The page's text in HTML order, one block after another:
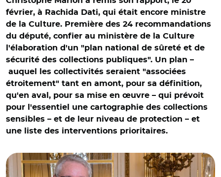
février, à Rachida Dati, qui était encore ministre
de la Culture. Première des 24 recommandations
du député, confier au ministère de la Culture
l'élaboration d'un "plan national de sûreté et de
sécurité des collections publiques". Un plan –
auquel les collectivités seraient "associées
étroitement" tant en amont, pour sa définition,
qu'en aval, pour sa mise en œuvre – qui prévoit
pour l'essentiel une cartographie des collections
sensibles – et de leur niveau de protection – et
une liste des interventions prioritaires.